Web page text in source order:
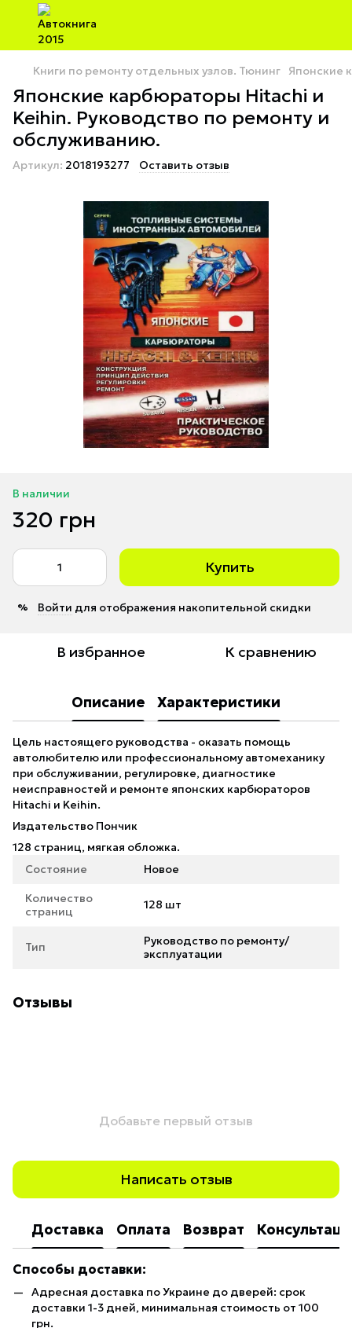
Книги по ремонту отдельных узлов. Тюнинг Японские
Японские карбюраторы Hitachi и
Keihin. Руководство по ремонту и
обслуживанию.
Артикул: 2018193277 Оставить отзыв
В наличии
320 грн
Купить
% Войти для отображения накопительной скидки
В избранное К сравнению
Описание Характеристики
Цель настоящего руководства - оказать помощь
автолюбителю или профессиональному автомеханику
при обслуживании, регулировке, диагностике
неисправностей и ремонте японских карбюраторов
Hitachi и Keihin.
Издательство Пончик
128 страниц, мягкая обложка.
Состояние
Новое
Количество
страниц
128 шт
Тип
Руководство по ремонту/
эксплуатации
Отзывы
Добавьте первый отзыв
Написать отзыв
Доставка Оплата Возврат
Способы доставки:
Адресная доставка по Украине до дверей: срок
доставки 1-3 дней, минимальная стоимость от 100
грн.